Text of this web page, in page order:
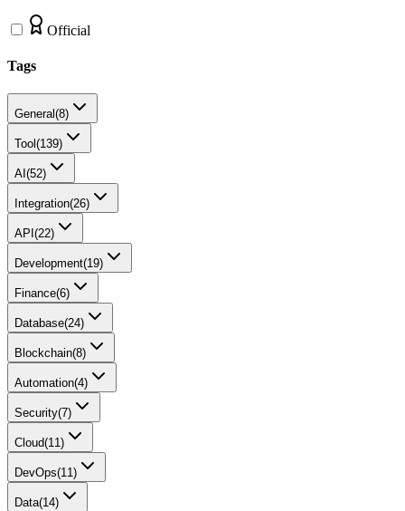
Official
Tags
General(8)
Tool (139)
AI (52)
Integration(26)
API (22)
Development(19)
Finance(6)
Database(24)
Blockchain(8)
Automation(4)
Security(7)
Cloud(11)
DevOps(11)
Data(14)